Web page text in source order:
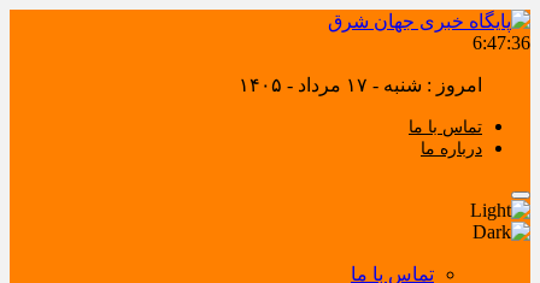
6:47:36
امروز : شنبه - ۱۷ مرداد - ۱۴۰۵
تماس با ما
درباره ما
تماس با ما